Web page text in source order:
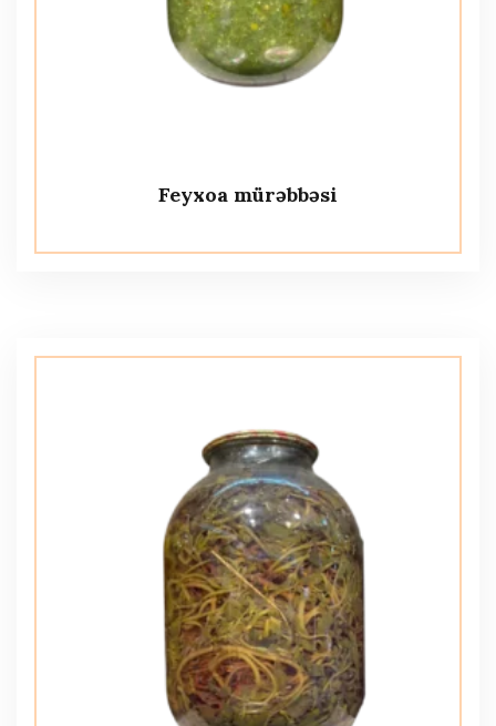
Feyxoa mürəbbəsi